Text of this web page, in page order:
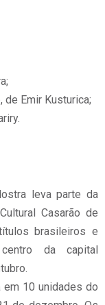
de Emir Kusturica;
leva parte da
Casarão de
brasileiros e
da capital
10 unidades do